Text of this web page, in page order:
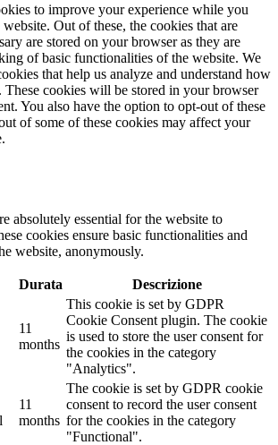
to improve your experience while you
Out of these, the cookies that are
are stored on your browser as they are
of basic functionalities of the website. We
that help us analyze and understand how
These cookies will be stored in your browser
You also have the option to opt-out of these
of some of these cookies may affect your
absolutely essential for the website to
cookies ensure basic functionalities and
website, anonymously.
Durata Descrizione
11
months
This cookie is set by GDPR
Cookie Consent plugin. The cookie
is used to store the user consent for
the cookies in the category
"Analytics".
11
months
The cookie is set by GDPR cookie
consent to record the user consent
for the cookies in the category
"Functional".